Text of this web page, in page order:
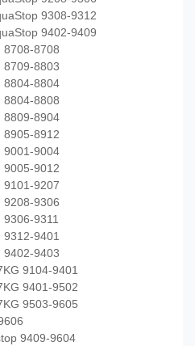
9308-9312
9402-9409
8708-8708
8709-8803
8804-8804
8804-8808
8809-8904
8905-8912
9001-9004
9005-9012
9101-9207
9208-9306
9306-9311
9312-9401
9402-9403
9104-9401
9401-9502
9503-9605
9409-9604